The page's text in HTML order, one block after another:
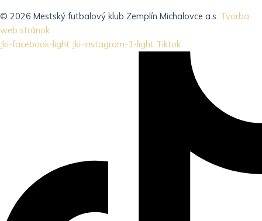
© 2026 Mestský futbalový klub Zemplín Michalovce a.s. Tvorba
web stránok
Jki-facebook-light Jki-instagram-1-light Tiktok